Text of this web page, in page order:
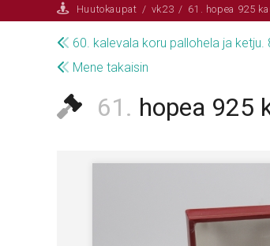
Huutokaupat / vk23 / 61. hopea 925
60. kalevala koru pallohela ja ketju.
Mene takaisin
61. hopea 925